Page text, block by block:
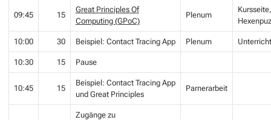
09:45 15
Great Principles Of
Computing (GPoC)
Plenum
Kursseite,
10:00 30 Beispiel: Contact Tracing App Plenum
10:30 15 Pause
10:45 15
Beispiel: Contact Tracing App
und Great Principles
Parnerarbeit
Zugänge zu